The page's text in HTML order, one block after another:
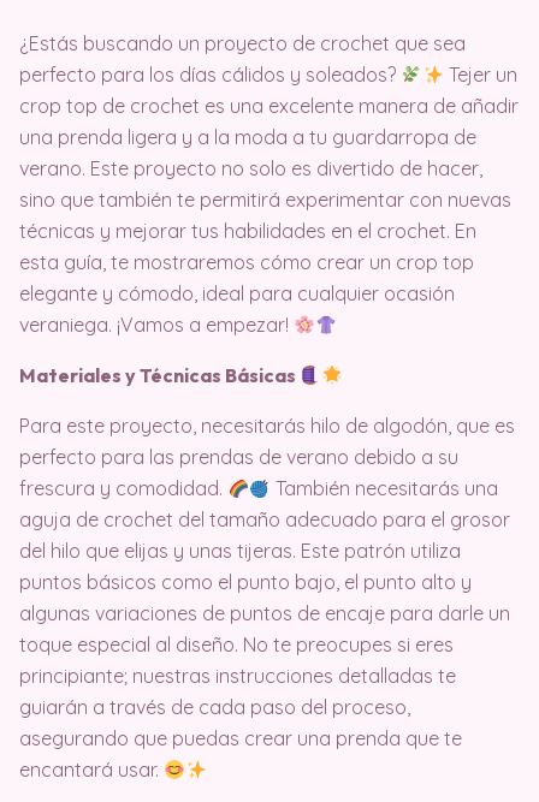
¿Estás buscando un proyecto de crochet que sea
perfecto para los días cálidos y soleados?
Tejer un
crop top de crochet es una excelente manera de añadir
una prenda ligera y a la moda a tu guardarropa de
verano. Este proyecto no solo es divertido de hacer,
sino que también te permitirá experimentar con nuevas
técnicas y mejorar tus habilidades en el crochet. En
esta guía, te mostraremos cómo crear un crop top
elegante y cómodo, ideal para cualquier ocasión
veraniega. ¡Vamos a empezar!
Materiales y Técnicas Básicas
Para este proyecto, necesitarás hilo de algodón, que es
perfecto para las prendas de verano debido a su
frescura y comodidad.
También necesitarás una
aguja de crochet del tamaño adecuado para el grosor
del hilo que elijas y unas tijeras. Este patrón utiliza
puntos básicos como el punto bajo, el punto alto y
algunas variaciones de puntos de encaje para darle un
toque especial al diseño. No te preocupes si eres
principiante; nuestras instrucciones detalladas te
guiarán a través de cada paso del proceso,
asegurando que puedas crear una prenda que te
encantará usar.